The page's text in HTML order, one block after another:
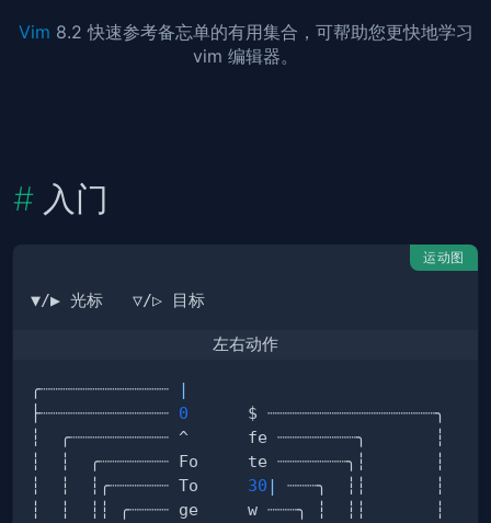
Vim 8.2 快速参考备忘单的有用集合，可帮助您更快地学习
vim 编辑器。
入门
运动图
左右动作
╭┈┈┈┈┈┈┈┈┈┈┈┈┈
|
├┈┈┈┈┈┈┈┈┈┈┈┈┈ 0
┆  ┆  ┆╭┈┈┈┈┈┈ To 30 |